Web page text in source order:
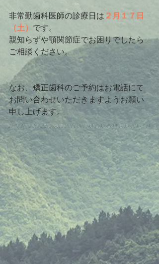
非常勤歯科医師の診療日は ２月１７日
（土） です。
親知らずや顎関節症でお困りでしたら
ご相談ください。
なお、矯正歯科のご予約はお電話にて
お問い合わせいただきますようお願い
申し上げます。